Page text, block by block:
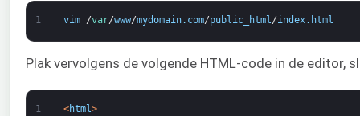
1 vim /var/www/mydomain. com/public_html/index. html
Plak vervolgens de volgende HTML-code in de editor,
1
<html>